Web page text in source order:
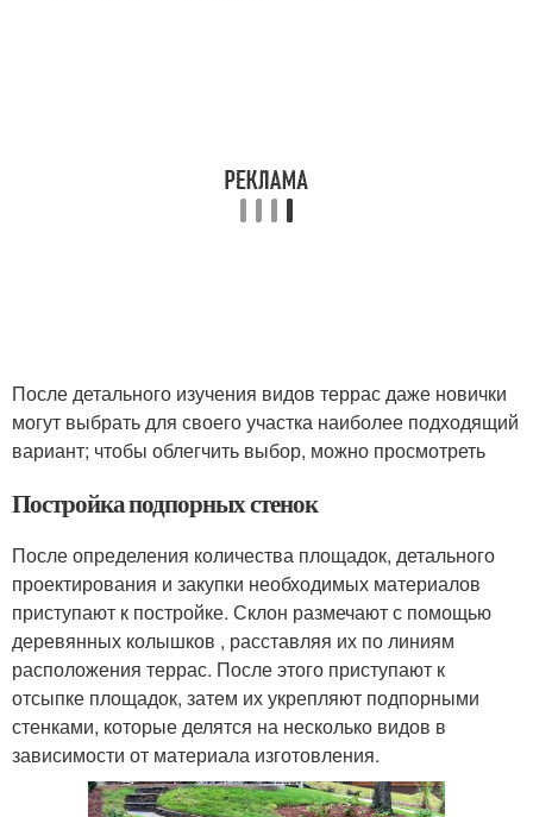
После детального изучения видов террас даже новички
могут выбрать для своего участка наиболее подходящий
вариант; чтобы облегчить выбор, можно просмотреть
Постройка подпорных стенок
После определения количества площадок, детального
проектирования и закупки необходимых материалов
приступают к постройке. Склон размечают с помощью
деревянных колышков , расставляя их по линиям
расположения террас. После этого приступают к
отсыпке площадок, затем их укрепляют подпорными
стенками, которые делятся на несколько видов в
зависимости от материала изготовления.